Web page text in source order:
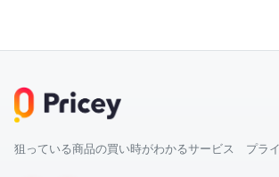
狙っている商品の買い時がわかるサービス プラ